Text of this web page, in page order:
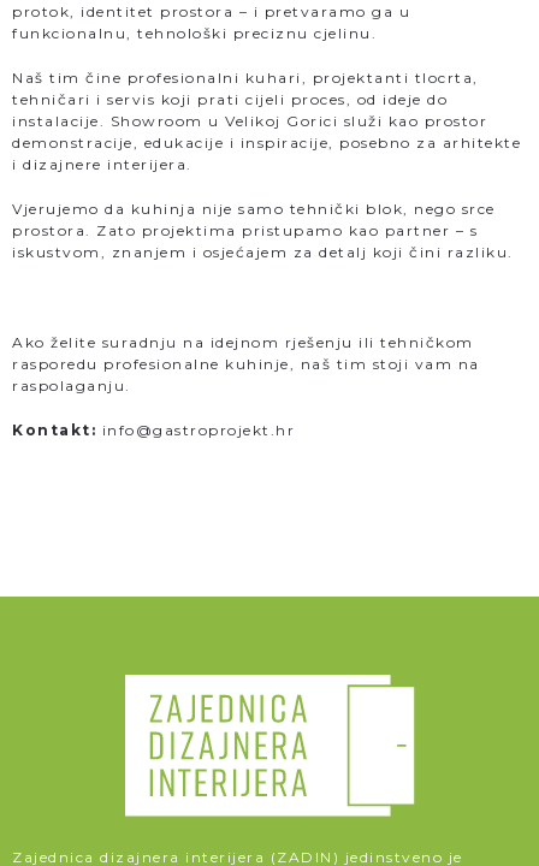
protok, identitet prostora – i pretvaramo ga u
funkcionalnu, tehnološki preciznu cjelinu.
Naš tim čine profesionalni kuhari, projektanti tlocrta,
tehničari i servis koji prati cijeli proces, od ideje do
instalacije. Showroom u Velikoj Gorici služi kao prostor
demonstracije, edukacije i inspiracije, posebno za arhitekte
i dizajnere interijera.
Vjerujemo da kuhinja nije samo tehnički blok, nego srce
prostora. Zato projektima pristupamo kao partner – s
iskustvom, znanjem i osjećajem za detalj koji čini razliku.
Ako želite suradnju na idejnom rješenju ili tehničkom
rasporedu profesionalne kuhinje, naš tim stoji vam na
raspolaganju.
Kontakt: info@gastroprojekt.hr
Zajednica dizajnera interijera (ZADIN) jedinstveno je